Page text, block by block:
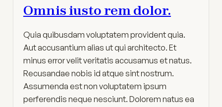
Omnis iusto rem dolor.
Quia quibusdam voluptatem provident quia.
Aut accusantium alias ut qui architecto. Et
minus error velit veritatis accusamus et natus.
Recusandae nobis id atque sint nostrum.
Assumenda est non voluptatem ipsum
perferendis neque nesciunt. Dolorem natus ea